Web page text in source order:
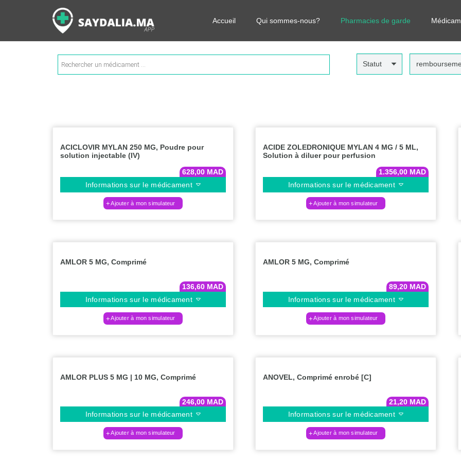
Accueil Qui sommes-nous? Pharmacies de garde
Rechercher les informations sur vos médicaments, leurs prix et estimer ainsi le coût total de votre
Recherche
de
produits
Statut
ACICLOVIR MYLAN 250 MG, Poudre pour
solution injectable (IV)
628,00 MAD
Informations sur le médicament
Ajouter à mon simulateur
ACIDE ZOLEDRONIQUE MYLAN 4 MG / 5 ML,
Solution à diluer pour perfusion
1.356,00 MAD
Informations sur le médicament
Ajouter à mon simulateur
AMLOR 5 MG, Comprimé
136,60 MAD
Informations sur le médicament
Ajouter à mon simulateur
AMLOR 5 MG, Comprimé
89,20 MAD
Informations sur le médicament
Ajouter à mon simulateur
AMLOR PLUS 5 MG | 10 MG, Comprimé
246,00 MAD
Informations sur le médicament
Ajouter à mon simulateur
ANOVEL, Comprimé enrobé [C]
21,20 MAD
Informations sur le médicament
Ajouter à mon simulateur